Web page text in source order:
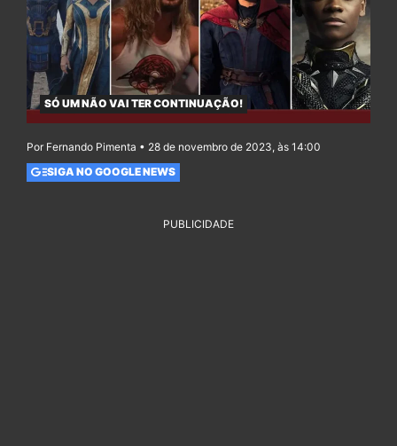
SÓ UM NÃO VAI TER CONTINUAÇÃO!
Por Fernando Pimenta • 28 de novembro de 2023, às 14:00
SIGA NO GOOGLE NEWS
PUBLICIDADE